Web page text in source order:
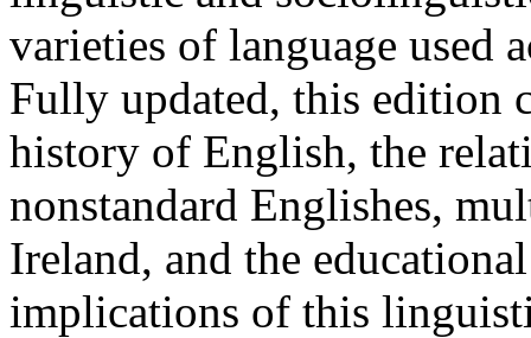
varieties of language used
Fully updated, this edition
history of English, the
nonstandard Englishes,
Ireland, and the
implications of this